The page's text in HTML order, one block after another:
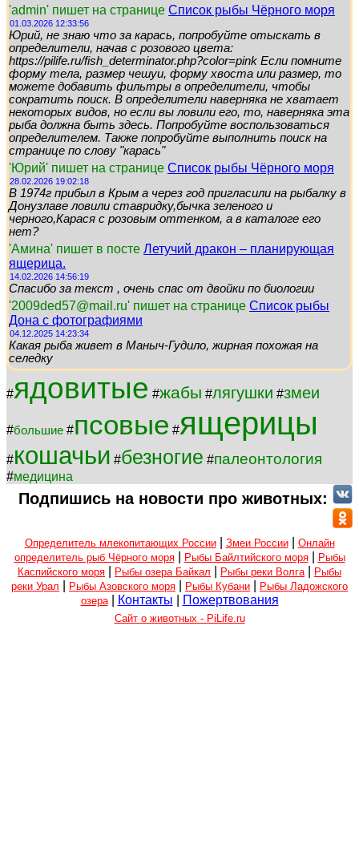
'admin' пишет на странице Список рыбы Чёрного моря
01.03.2026 12:33:56
Юрий, не знаю что за карась, попробуйте отыскать в
определители, начав с розового цвета:
https://pilife.ru/fish_determinator.php?color=pink Если помните
форму тела, размер чешуи, форму хвоста или размер, то
можете добавить фильтры в определители, чтобы
сократить поиск. В определители наверняка не хватает
некоторых видов, но если вы ловили его, то, наверняка эта
рыба должна быть здесь. Попробуйте воспользоваться
определителем. Также попробуйте выполнить поиск на
странице по слову "карась"
'Юрий' пишет на странице Список рыбы Чёрного моря
28.02.2026 19:02:18
В 1974г прибыл в Крым а через год пригласили на рыбалку в
Донузлаве ловили ставридку,бычка зеленого и
черного,Карася с розовым оттенком, а в каталоге его
нет?
'Амина' пишет в посте Летучий дракон – планирующая
ящерица.
14.02.2026 14:56:19
Спасибо за текст , очень спас от двойки по биологии
'2009ded57@mail.ru' пишет на странице Список рыбы
Дона с фотографиями
04.12.2025 14:23:34
Какая рыба живет в Маныч-Гудило, жирная похожая на
селедку
#ядовитые #жабы #лягушки #змеи
#большие #псовые #ящерицы
#кошачьи #безногие #палеонтология
#медицина
Подпишись на новости про животных:
Определитель млекопитающих России| Змеи России| Онлайн
определитель рыб Чёрного моря| Рыбы Байлтийского моря|
Рыбы
Каспийского моря
Рыбы озера Байкал Рыбы реки Волга
Рыбы
реки Урал
Рыбы Азовского моря Рыбы Кубани
Рыбы Ладожского
озера| Контакты Пожертвования
Сайт о животных - PiLife.ru